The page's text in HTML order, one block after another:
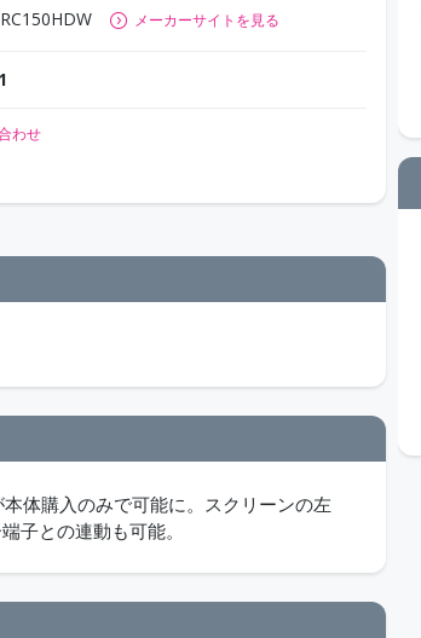
メーカーサイトを見る
1
わせ
体購入のみで可能に。スクリーンの左
子との連動も可能。